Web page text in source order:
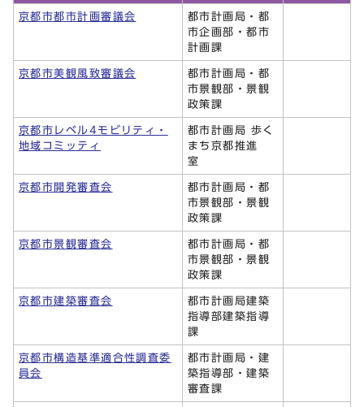
京都市都市計画審議会
都市計画局・都
市企画部・都市
計画課
京都市美観風致審議会
都市計画局・都
市景観部・景観
政策課
京都市レベル4モビリティ・
地域コミッティ
都市計画局 歩く
まち京都推進
室
京都市開発審査会
都市計画局・都
市景観部・景観
政策課
京都市景観審査会
都市計画局・都
市景観部・景観
政策課
京都市建築審査会
都市計画局建築
指導部建築指導
課
京都市構造基準適合性調査委
員会
都市計画局・建
築指導部・建築
審査課